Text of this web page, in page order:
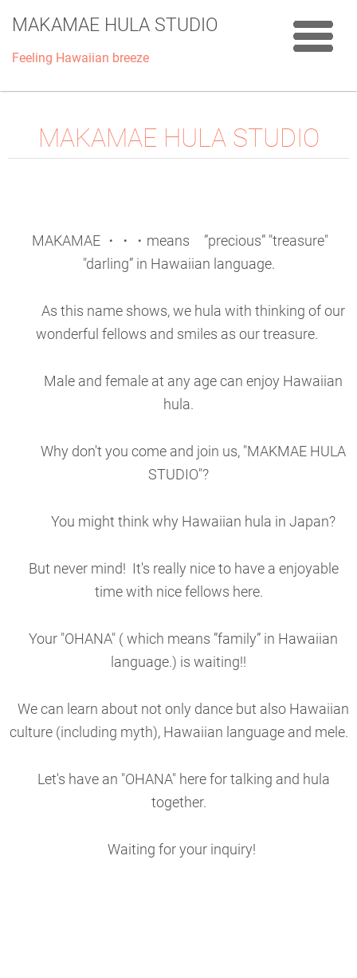
MAKAMAE HULA STUDIO
Feeling Hawaiian breeze
MAKAMAE HULA STUDIO
MAKAMAE ・・・means ”precious” "treasure"
"darling” in Hawaiian language.
As this name shows, we hula with thinking of our
wonderful fellows and smiles as our treasure.
Male and female at any age can enjoy Hawaiian
hula.
Why don't you come and join us, "MAKMAE HULA
STUDIO"?
You might think why Hawaiian hula in Japan?
But never mind! It's really nice to have a enjoyable
time with nice fellows here.
Your "OHANA" ( which means ”family” in Hawaiian
language.) is waiting!!
We can learn about not only dance but also Hawaiian
culture (including myth), Hawaiian language and mele.
Let's have an "OHANA" here for talking and hula
together.
Waiting for your inquiry!